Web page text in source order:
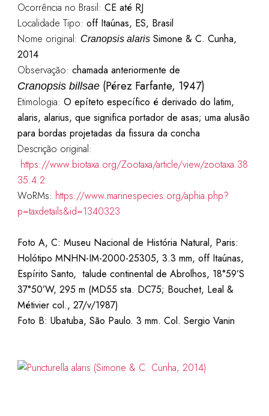
Ocorrência no Brasil: CE até RJ
Localidade Tipo: off Itaúnas, ES, Brasil
Nome original: Cranopsis alarisSimone & C. Cunha,
2014
Observação: chamada anteriormente de
Cranopsis billsae(Pérez Farfante, 1947)
Etimologia: O epíteto específico é derivado do latim,
alaris, alarius, que significa portador de asas; uma alusão
para bordas projetadas da fissura da concha
Descrição original:
https://www.biotaxa.org/Zootaxa/article/view/zootaxa.38
35.4.2
WoRMs: https://www.marinespecies.org/aphia.php?
p=taxdetails&id=1340323
Foto A, C: Museu Nacional de História Natural, Paris:
Holótipo MNHN-IM-2000-25305, 3.3 mm, off Itaúnas,
Espírito Santo, talude continental de Abrolhos, 18°59’S
37°50’W, 295 m (MD55 sta. DC75; Bouchet, Leal &
Métivier col., 27/v/1987)
Foto B: Ubatuba, São Paulo. 3 mm. Col. Sergio Vanin